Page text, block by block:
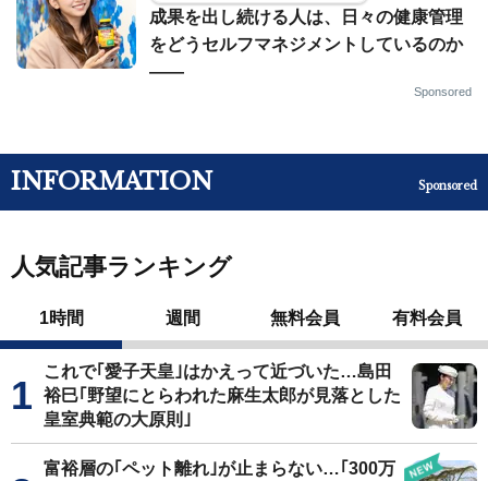
成果を出し続ける人は、日々の健康管理
をどうセルフマネジメントしているのか
——
Sponsored
INFORMATION Sponsored
人気記事ランキング
1時間 週間 無料会員 有料会員
これで｢愛子天皇｣はかえって近づいた…島田
裕巳｢野望にとらわれた麻生太郎が見落とした
皇室典範の大原則｣
富裕層の｢ペット離れ｣が止まらない…｢300万